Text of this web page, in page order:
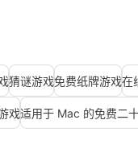
猜谜游戏免费纸牌游戏在
戏适用于 Mac 的免费二